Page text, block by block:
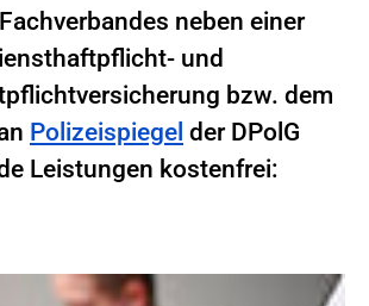
neben einer
und
bzw. dem
Polizeispiegel der DPolG
Leistungen kostenfrei: